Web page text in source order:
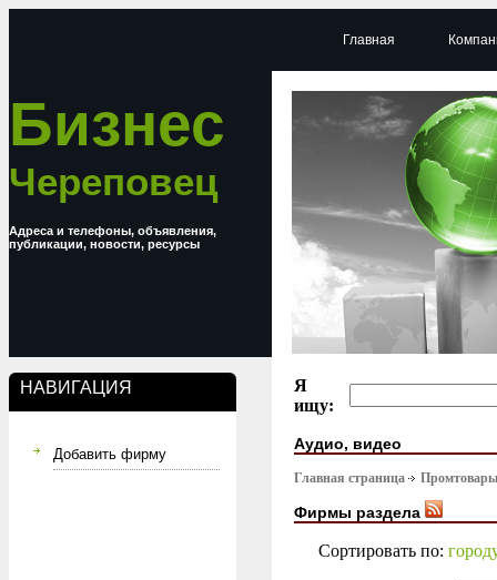
Бизнес
Череповец
Адреса и телефоны, объявления,
публикации, новости, ресурсы
НАВИГАЦИЯ
Добавить фирму
Главная
Я
ищу:
Аудио, видео
Главная страница Промтовары
Фирмы раздела
Сортировать по: